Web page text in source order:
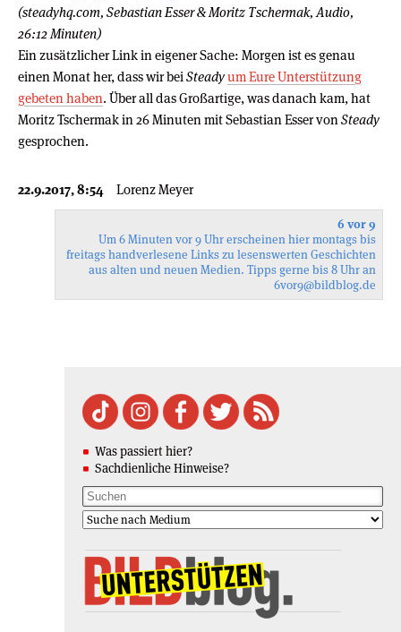
(steadyhq.com, Sebastian Esser & Moritz Tschermak, Audio,
26:12 Minuten)
Ein zusätzlicher Link in eigener Sache: Morgen ist es genau
einen Monat her, dass wir beiSteadyum Eure Unterstützung
gebeten haben. Über all das Großartige, was danach kam, hat
Moritz Tschermak in 26 Minuten mit Sebastian Esser vonSteady
gesprochen.
22.9.2017, 8:54 Lorenz Meyer
6 vor 9
Um 6 Minuten vor 9 Uhr erscheinen hier montags bis
freitags handverlesene Links zu lesenswerten Geschichten
aus alten und neuen Medien. Tipps gerne bis 8 Uhr an
6vor9@bildblog.de
Was passiert hier?
Sachdienliche Hinweise?